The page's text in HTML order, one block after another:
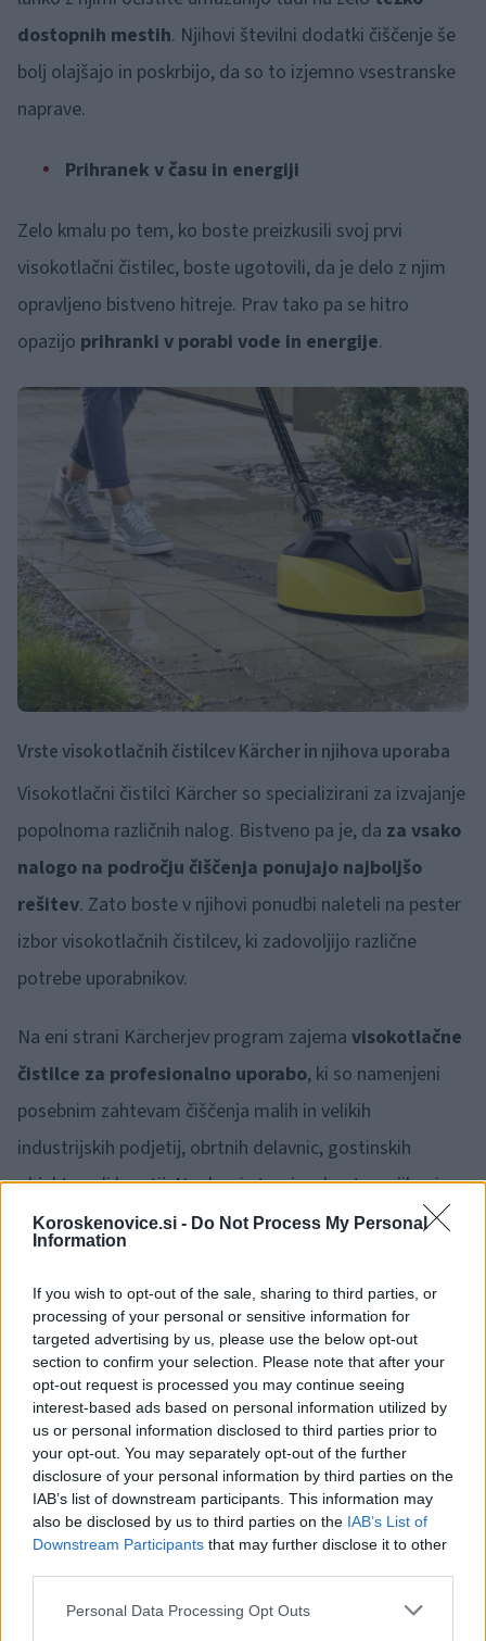
Koroskenovice.si - Do Not Process My Personal
Information
If you wish to opt-out of the sale, sharing to third parties, or
processing of your personal or sensitive information for
targeted advertising by us, please use the below opt-out
section to confirm your selection. Please note that after your
opt-out request is processed you may continue seeing
interest-based ads based on personal information utilized by
us or personal information disclosed to third parties prior to
your opt-out. You may separately opt-out of the further
disclosure of your personal information by third parties on the
IAB’s list of downstream participants. This information may
also be disclosed by us to third parties on the IAB’s List of
Downstream Participants that may further disclose it to other
Please note that this website/app uses one or more Google
Personal Data Processing Opt Outs
dostopnih mestih. Njihovi številni dodatki čiščenje še
bolj olajšajo in poskrbijo, da so to izjemno vsestranske
naprave.
Prihranek v času in energiji
Zelo kmalu po tem, ko boste preizkusili svoj prvi
visokotlačni čistilec, boste ugotovili, da je delo z njim
opravljeno bistveno hitreje. Prav tako pa se hitro
opazijo prihranki v porabi vode in energije.
Vrste visokotlačnih čistilcev Kärcher in njihova uporaba
Visokotlačni čistilci Kärcher so specializirani za izvajanje
popolnoma različnih nalog. Bistveno pa je, da za vsako
nalogo na področju čiščenja ponujajo najboljšo
rešitev. Zato boste v njihovi ponudbi naleteli na pester
izbor visokotlačnih čistilcev, ki zadovoljijo različne
potrebe uporabnikov.
Na eni strani Kärcherjev program zajema visokotlačne
čistilce za profesionalno uporabo, ki so namenjeni
posebnim zahtevam čiščenja malih in velikih
industrijskih podjetij, obrtnih delavnic, gostinskih
objektov ali kmetij. Na drugi strani pa boste v njihovi
ponudbi našli tudivisokotlačne čistilce iz hobi
okolice.
Področje uporabe visokotlačnih čistilcev je zelo široko.
Res je, da gre za izjemno vsestranske naprave, vendar
pa je ključnega pomena, kakšenvisokotlačni čistilec
Kärcherboste izbrali. Kärcher je opredelilrazlične
razrede zmogljivosti , rezultat česar so različni
visokotlačni čistilci, ki so namenjeni določenim
opravilom: